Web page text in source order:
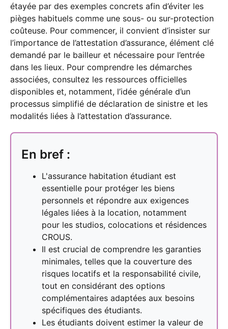
étayée par des exemples concrets afin d’éviter les
pièges habituels comme une sous- ou sur-protection
coûteuse. Pour commencer, il convient d’insister sur
l’importance de l’attestation d’assurance, élément clé
demandé par le bailleur et nécessaire pour l’entrée
dans les lieux. Pour comprendre les démarches
associées, consultez les ressources officielles
disponibles et, notamment, l’idée générale d’un
processus simplifié de déclaration de sinistre et les
modalités liées à l’attestation d’assurance.
En bref :
L'assurance habitation étudiant est
essentielle pour protéger les biens
personnels et répondre aux exigences
légales liées à la location, notamment
pour les studios, colocations et résidences
CROUS.
Il est crucial de comprendre les garanties
minimales, telles que la couverture des
risques locatifs et la responsabilité civile,
tout en considérant des options
complémentaires adaptées aux besoins
spécifiques des étudiants.
Les étudiants doivent estimer la valeur de